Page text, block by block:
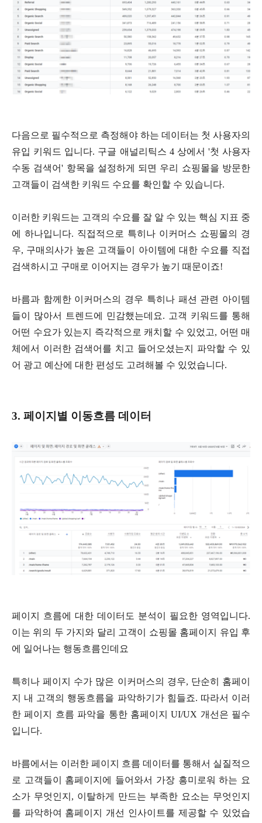
다음으로 필수적으로 측정해야 하는 데이터는 첫 사용자의
유입 키워드 입니다. 구글 애널리틱스 4 상에서 '첫 사용자
수동 검색어' 항목을 설정하게 되면 우리 쇼핑몰을 방문한
고객들이 검색한 키워드 수요를 확인할 수 있습니다.
이러한 키워드는 고객의 수요를 잘 알 수 있는 핵심 지표 중
에 하나입니다. 직접적으로 특히나 이커머스 쇼핑몰의 경
우, 구매의사가 높은 고객들이 아이템에 대한 수요를 직접
검색하시고 구매로 이어지는 경우가 높기 때문이죠!
바름과 함께한 이커머스의 경우 특히나 패션 관련 아이템
들이 많아서 트렌드에 민감했는데요. 고객 키워드를 통해
어떤 수요가 있는지 즉각적으로 캐치할 수 있었고, 어떤 매
체에서 이러한 검색어를 치고 들어오셨는지 파악할 수 있
어 광고 예산에 대한 편성도 고려해볼 수 있었습니다.
3. 페이지별 이동흐름 데이터
페이지 흐름에 대한 데이터도 분석이 필요한 영역입니다.
이는 위의 두 가지와 달리 고객이 쇼핑몰 홈페이지 유입 후
에 일어나는 행동흐름인데요
특히나 페이지 수가 많은 이커머스의 경우, 단순히 홈페이
지 내 고객의 행동흐름을 파악하기가 힘들죠. 따라서 이러
한 페이지 흐름 파악을 통한 홈페이지 UI/UX 개선은 필수
입니다.
바름에서는 이러한 페이지 흐름 데이터를 통해서 실질적으
로 고객들이 홈페이지에 들어와서 가장 흥미로워 하는 요
소가 무엇인지, 이탈하게 만드는 부족한 요소는 무엇인지
를 파악하여 홈페이지 개선 인사이트를 제공할 수 있었습